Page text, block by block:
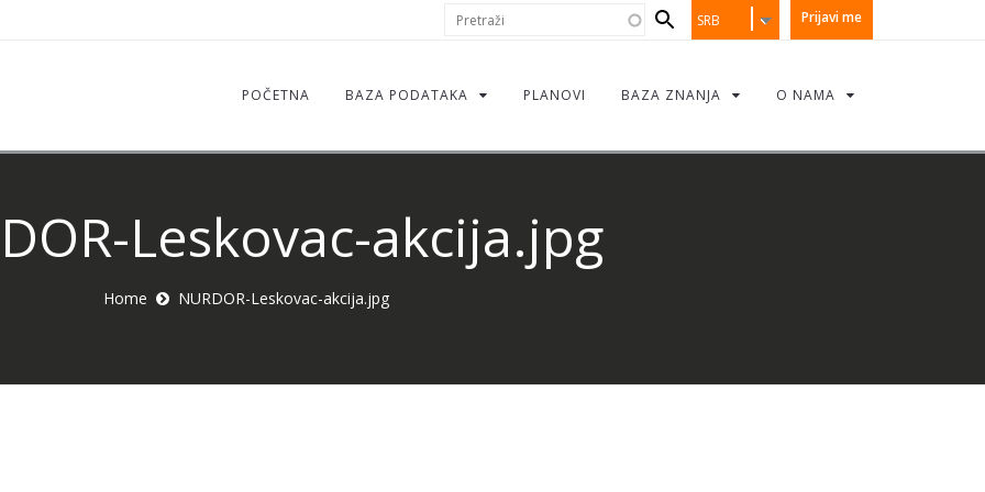
Prijavi me
SRB
Search
form
POČETNA BAZA PODATAKA PLANOVI BAZA ZNANJA O NAMA
Leskovac-akcija.jpg
Home NURDOR-Leskovac-akcija.jpg